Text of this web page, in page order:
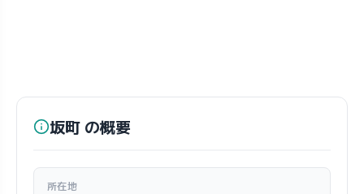
坂町 の概要
所在地